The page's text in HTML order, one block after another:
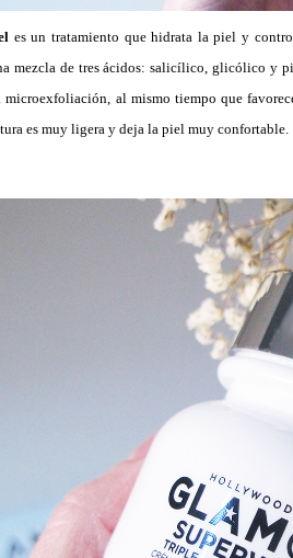
es un tratamiento que hidrata la piel y
mezcla de tres ácidos: salicílico, glicólico y
microexfoliación, al mismo tiempo que
es muy ligera y deja la piel muy confortable.